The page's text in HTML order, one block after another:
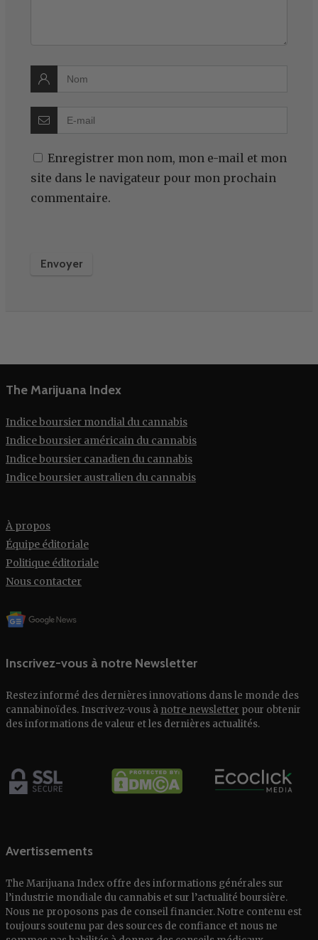
Enregistrer mon nom, mon e-mail et mon
site dans le navigateur pour mon prochain
commentaire.
The Marijuana Index
Indice boursier mondial du cannabis
Indice boursier américain du cannabis
Indice boursier canadien du cannabis
Indice boursier australien du cannabis
À propos
Équipe éditoriale
Politique éditoriale
Nous contacter
Inscrivez-vous à notre Newsletter
Restez informé des dernières innovations dans le monde des
cannabinoïdes. Inscrivez-vous à notre newsletter pour obtenir
des informations de valeur et les dernières actualités.
Avertissements
The Marijuana Index offre des informations générales sur
l’industrie mondiale du cannabis et sur l’actualité boursière.
Nous ne proposons pas de conseil financier. Notre contenu est
toujours soutenu par des sources de confiance et nous ne